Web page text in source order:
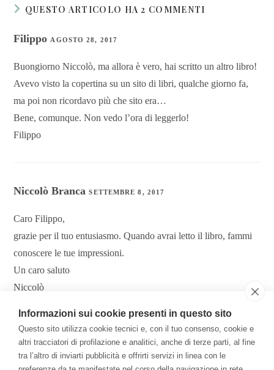
QUESTO ARTICOLO HA 2 COMMENTI
FilippoAGOSTO 28, 2017
Buongiorno Niccolò, ma allora è vero, hai scritto un altro libro!
Avevo visto la copertina su un sito di libri, qualche giorno fa,
ma poi non ricordavo più che sito era…
Bene, comunque. Non vedo l’ora di leggerlo!
Filippo
Niccolò BrancaSETTEMBRE 8, 2017
Caro Filippo,
grazie per il tuo entusiasmo. Quando avrai letto il libro, fammi
conoscere le tue impressioni.
Un caro saluto
Niccolò
I commenti sono chiusi.
Informazioni sui cookie presenti in questo sito
Questo sito utilizza cookie tecnici e, con il tuo consenso, cookie e
altri tracciatori di profilazione e analitici, anche di terze parti, al fine
tra l’altro di inviarti pubblicità e offrirti servizi in linea con le